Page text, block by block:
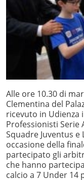
Alle ore 10.30 di
Clementina del
ricevuto in Udienza
Professionisti Serie
Squadre Juventus e
occasione della
partecipato gli
che hanno
calcio a 7 Under 14